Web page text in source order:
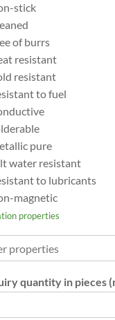
stick
of burrs
resistant
resistant
to fuel
pure
water resistant
to lubricants
magnetic
properties
quantity in pieces